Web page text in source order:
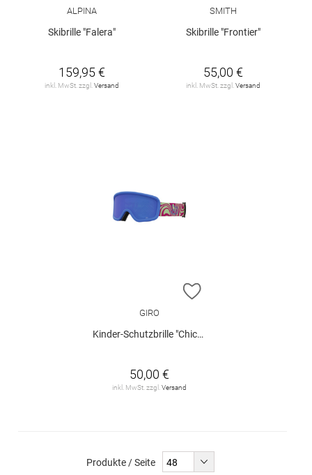
ALPINA
Skibrille "Falera"
159,95 €
inkl. MwSt. zzgl. Versand
SMITH
Skibrille "Frontier"
55,00 €
inkl. MwSt. zzgl. Versand
ZUR WUNSCHLISTE
GIRO
Kinder-Schutzbrille "Chico 2.0"
50,00 €
inkl. MwSt. zzgl. Versand
Produkte / Seite